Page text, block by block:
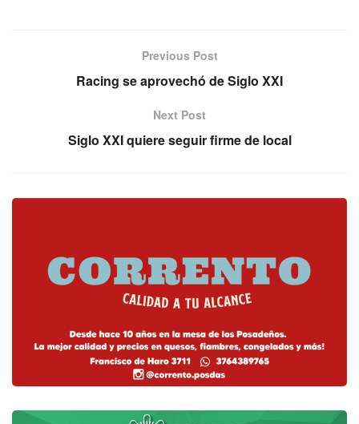
Previous Post
Racing se aprovechó de Siglo XXI
Next Post
Siglo XXI quiere seguir firme de local